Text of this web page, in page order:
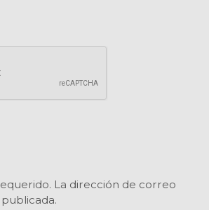
La dirección de correo